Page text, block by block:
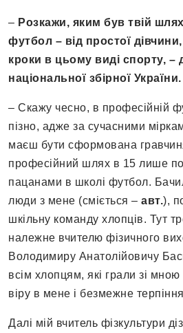
– Розкажи, яким був твій
футбол – від простої
кроки в цьому виді спорту, –
національної збірної України.
– Скажу чесно, в професійній
пізно, адже за сучасними
маєш бути сформована
професійний шлях в 15 лише
пацанами в школі футбол.
люди з мене (сміється – авт.),
шкільну команду хлопців. Тут
належне вчителю фізичного
Володимиру Анатолійовичу
всім хлопцям, які грали зі
віру в мене і безмежне
Далі мій вчитель фізкультури